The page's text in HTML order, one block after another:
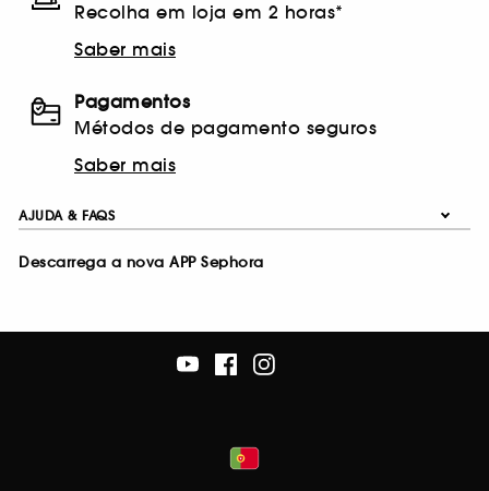
Recolha em loja em 2 horas*
Saber mais
Pagamentos
Métodos de pagamento seguros
Saber mais
AJUDA & FAQS
Descarrega a nova APP Sephora